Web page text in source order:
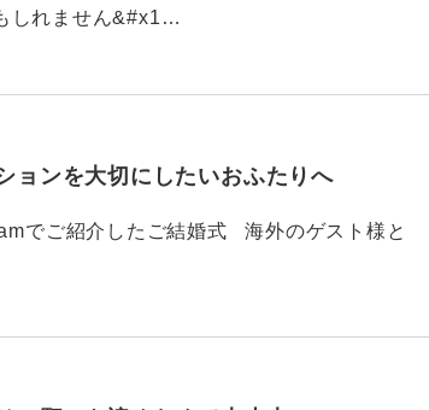
しれません&#x1…
ョンを大切にしたいおふたりへ
でご紹介したご結婚式 海外のゲスト様と